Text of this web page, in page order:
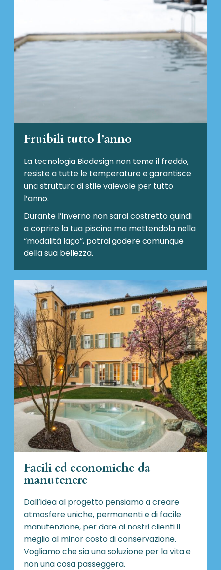
Fruibili tutto l’anno
La tecnologia Biodesign non teme il freddo,
resiste a tutte le temperature e garantisce
una struttura di stile valevole per tutto
l’anno.
Durante l’inverno non sarai costretto quindi
a coprire la tua piscina ma mettendola nella
“modalità lago”, potrai godere comunque
della sua bellezza.
Facili ed economiche da
manutenere
Dall’idea al progetto pensiamo a creare
atmosfere uniche, permanenti e di facile
manutenzione, per dare ai nostri clienti il
meglio al minor costo di conservazione.
Vogliamo che sia una soluzione per la vita e
non una cosa passeggera.